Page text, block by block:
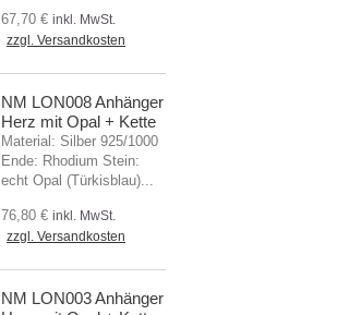
67,70 € inkl. MwSt.
zzgl. Versandkosten
NM LON008 Anhänger
Herz mit Opal + Kette
Material: Silber 925/1000
Ende: Rhodium Stein:
echt Opal (Türkisblau)...
76,80 € inkl. MwSt.
zzgl. Versandkosten
NM LON003 Anhänger